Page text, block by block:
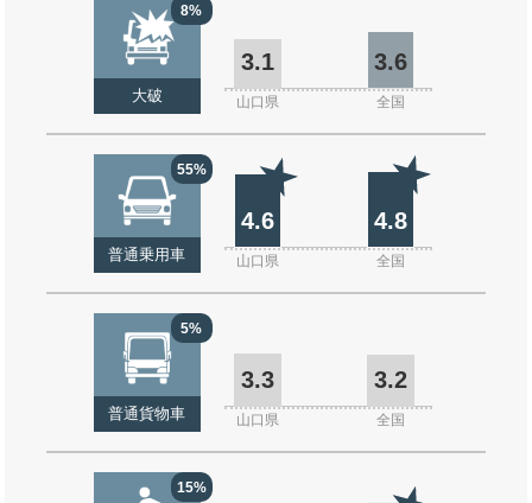
8%
大破
3.1 3.6
山口県 全国
55%
普通乗用車
4.6 4.8
山口県 全国
5%
普通貨物車
3.3 3.2
山口県 全国
15%